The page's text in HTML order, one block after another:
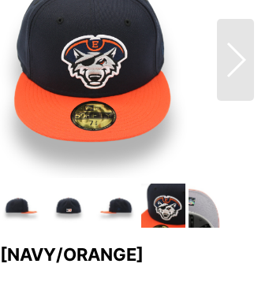
[NAVY/ORANGE]